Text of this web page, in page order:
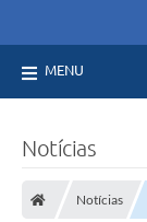
MENU
Notícias
Notícias